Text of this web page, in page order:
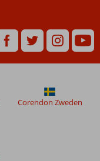
Corendon Zweden